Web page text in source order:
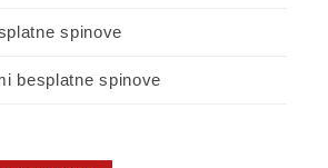
spinove
besplatne spinove